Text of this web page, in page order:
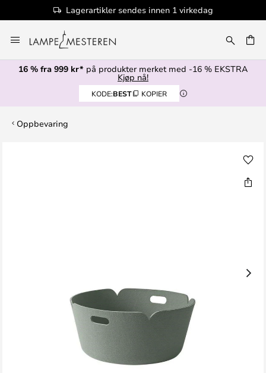
Lagerartikler sendes innen 1 virkedag
til
innhold
16 % fra 999 kr* på produkter merket med -16 % EKSTRA
Kjøp nå!
KODE:BEST KOPIER
Oppbevaring